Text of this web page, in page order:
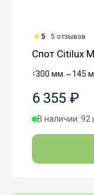
5 5 отзывов
Спот Citilux
↕300 мм. ↔ 145
6 355 ₽
В наличии: 92